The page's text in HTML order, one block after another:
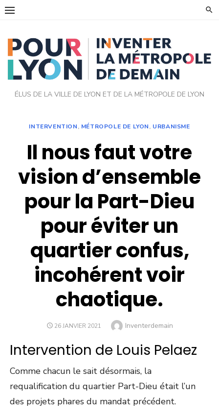
Skip
ÉLUS DE LA VILLE DE LYON ET DE LA MÉTROPOLE DE LYON
INTERVENTION, MÉTROPOLE DE LYON, URBANISME
Il nous faut votre
vision d’ensemble
pour la Part-Dieu
pour éviter un
quartier confus,
incohérent voir
chaotique.
POSTED
26 JANVIER 2021 Author
Inventerdemain
Intervention de Louis Pelaez
Comme chacun le sait désormais, la
requalification du quartier Part-Dieu était l’un
des projets phares du mandat précédent.